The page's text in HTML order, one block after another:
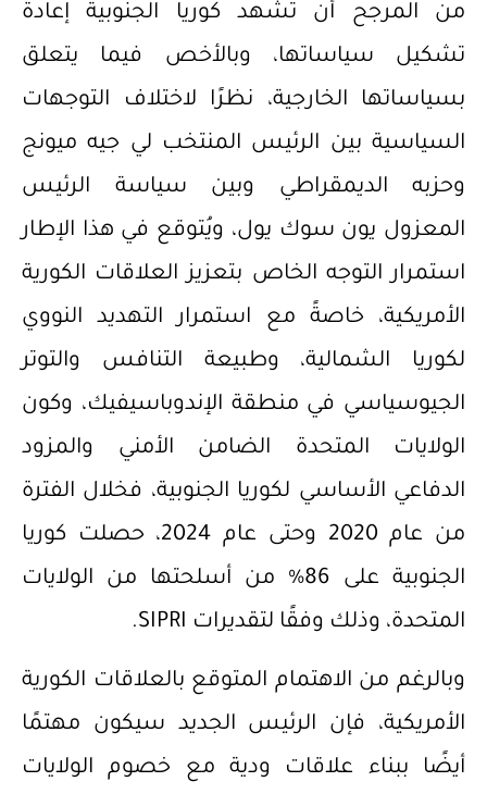
من المرجح أن تشهد كوريا الجنوبية إعادة
تشكيل سياساتها، وبالأخص فيما يتعلق
بسياساتها الخارجية، نظرًا لاختلاف التوجهات
السياسية بين الرئيس المنتخب لي جيه ميونج
وحزبه الديمقراطي وبين سياسة الرئيس
المعزول يون سوك يول، ويُتوقع في هذا الإطار
استمرار التوجه الخاص بتعزيز العلاقات الكورية
الأمريكية، خاصةً مع استمرار التهديد النووي
لكوريا الشمالية، وطبيعة التنافس والتوتر
الجيوسياسي في منطقة الإندوباسيفيك، وكون
الولايات المتحدة الضامن الأمني والمزود
الدفاعي الأساسي لكوريا الجنوبية، فخلال الفترة
من عام 2020 وحتى عام 2024، حصلت كوريا
الجنوبية على 86% من أسلحتها من الولايات
المتحدة، وذلك وفقًا لتقديرات SIPRI.
وبالرغم من الاهتمام المتوقع بالعلاقات الكورية
الأمريكية، فإن الرئيس الجديد سيكون مهتمًا
أيضًا ببناء علاقات ودية مع خصوم الولايات